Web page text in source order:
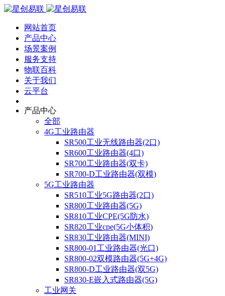
网站首页
产品中心
场景案例
服务支持
物联百科
关于我们
云平台
产品中心
全部
4G工业路由器
SR500工业无线路由器(2口)
SR600工业路由器(4口)
SR700工业路由器(双卡)
SR700-D工业路由器(双模)
5G工业路由器
SR510工业5G路由器(2口)
SR800工业路由器(5G)
SR810工业CPE(5G防水)
SR820工业cpe(5G小体积)
SR830工业路由器(MINI)
SR800-01工业路由器(光口)
SR800-02双模路由器(5G+4G)
SR800-D工业路由器(双5G)
SR830-E嵌入式路由器(5G)
工业网关